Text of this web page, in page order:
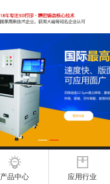
产品中心 应用行业